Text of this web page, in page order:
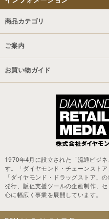
商品カテゴリ
ご案内
お買い物ガイド
1970年4月に設立された「流通ビジ
す。「ダイヤモンド・チェーンスト
「ダイヤモンド・ドラッグストア」
発行、販促支援ツールの企画制作、
心に幅広く事業を展開しています。